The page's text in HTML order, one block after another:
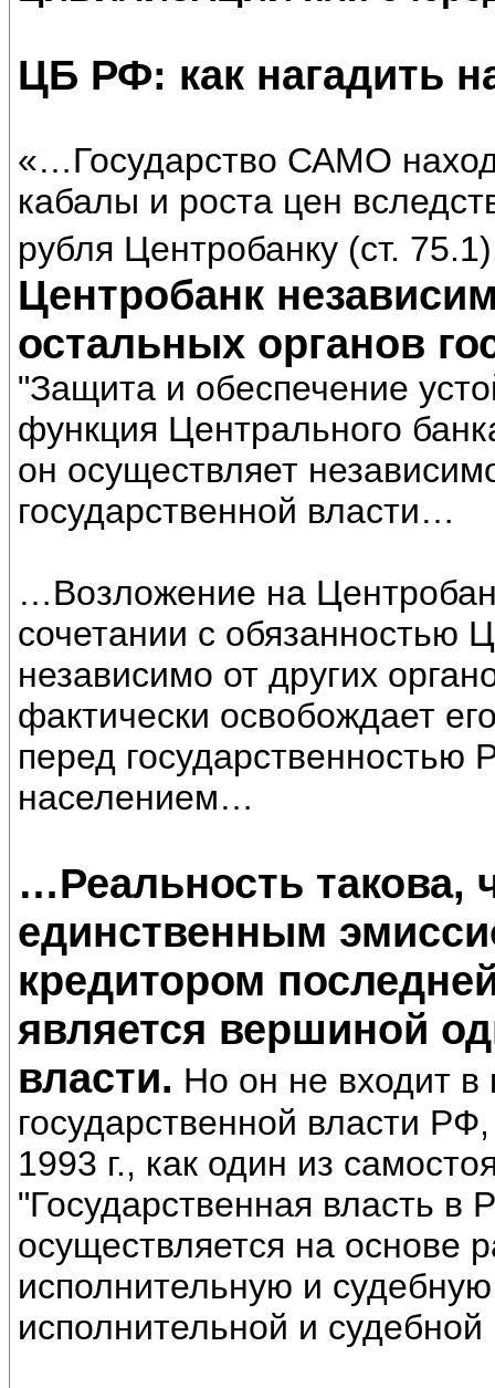
ЦБ РФ: как нагадить
«…Государство САМО
кабалы и роста цен
рубля Центробанку (ст.
Центробанк
остальных органов
"Защита и обеспечение
функция Центрального
он осуществляет
государственной власти…
…Возложение на
сочетании с обязанностью
независимо от других
фактически освобождает
перед государственностью
населением…
…Реальность такова,
единственным
кредитором
является вершиной
власти. Но он не входит в
государственной власти
1993 г., как один из
"Государственная власть в
осуществляется на основе
исполнительную и
исполнительной и